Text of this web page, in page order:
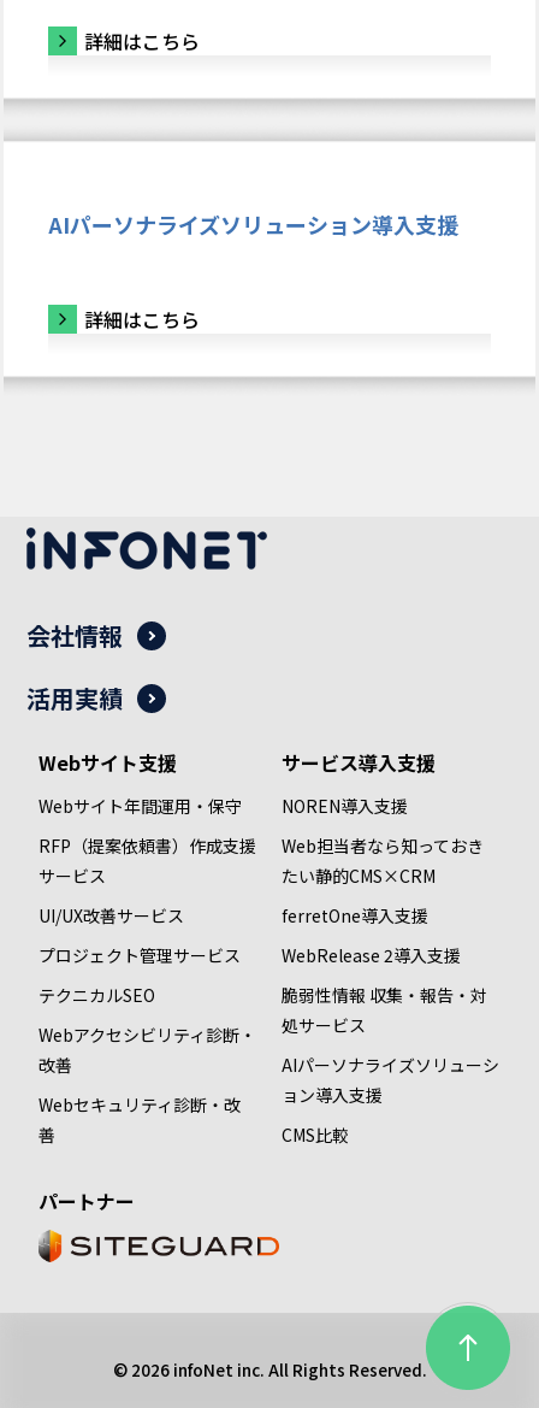
詳細はこちら
AIパーソナライズソリューション導入支援
詳細はこちら
会社情報
活用実績
Webサイト支援
Webサイト年間運用・保守
RFP（提案依頼書）作成支援
サービス
UI/UX改善サービス
プロジェクト管理サービス
テクニカルSEO
Webアクセシビリティ診断・
改善
Webセキュリティ診断・改
善
サービス導入支援
NOREN導入支援
Web担当者なら知っておき
たい静的CMS×CRM
ferretOne導入支援
WebRelease 2導入支援
脆弱性情報 収集・報告・対
処サービス
AIパーソナライズソリューシ
ョン導入支援
CMS比較
パートナー
© 2026 infoNet inc. All Rights Reserved.